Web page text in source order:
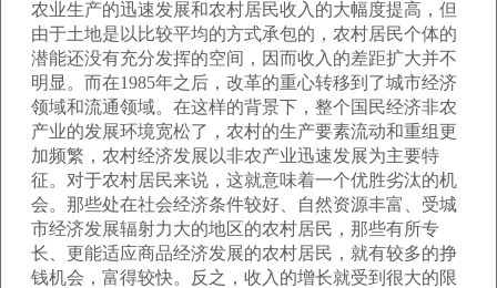
农业生产的迅速发展和农村居民收入的大幅度提高，但
由于土地是以比较平均的方式承包的，农村居民个体的
潜能还没有充分发挥的空间，因而收入的差距扩大并不
明显。而在1985年之后，改革的重心转移到了城市经济
领域和流通领域。在这样的背景下，整个国民经济非农
产业的发展环境宽松了，农村的生产要素流动和重组更
加频繁，农村经济发展以非农产业迅速发展为主要特
征。对于农村居民来说，这就意味着一个优胜劣汰的机
会。那些处在社会经济条件较好、自然资源丰富、受城
市经济发展辐射力大的地区的农村居民，那些有所专
长、更能适应商品经济发展的农村居民，就有较多的挣
钱机会，富得较快。反之，收入的增长就受到很大的限